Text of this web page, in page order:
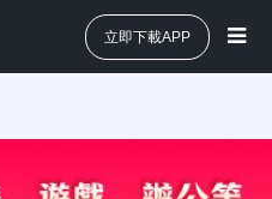
立即下載APP